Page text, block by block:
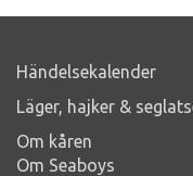
Händelsekalender
Läger, hajker &
Om kåren
Om Seaboys